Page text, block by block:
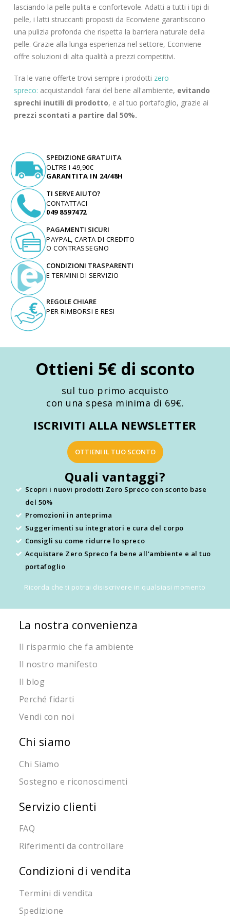
lasciando la pelle pulita e confortevole. Adatti a tutti i tipi di
pelle, i latti struccanti proposti da Econviene garantiscono
una pulizia profonda che rispetta la barriera naturale della
pelle. Grazie alla lunga esperienza nel settore, Econviene
offre soluzioni di alta qualità a prezzi competitivi.
Tra le varie offerte trovi sempre i prodotti zero
spreco: acquistandoli farai del bene all'ambiente, evitando
sprechi inutili di prodotto, e al tuo portafoglio, grazie ai
prezzi scontati a partire dal 50%.
SPEDIZIONE GRATUITA
OLTRE I 49,90€
GARANTITA IN 24/48H
TI SERVE AIUTO?
CONTATTACI
049 8597472
PAGAMENTI SICURI
PAYPAL, CARTA DI CREDITO
O CONTRASSEGNO
CONDIZIONI TRASPARENTI
E TERMINI DI SERVIZIO
REGOLE CHIARE
PER RIMBORSI E RESI
Ottieni 5€ di sconto
sul tuo primo acquisto
con una spesa minima di 69€.
ISCRIVITI ALLA NEWSLETTER
OTTIENI IL TUO SCONTO
Quali vantaggi?
Scopri i nuovi prodotti Zero Spreco con sconto base
del 50%
Promozioni in anteprima
Suggerimenti su integratori e cura del corpo
Consigli su come ridurre lo spreco
Acquistare Zero Spreco fa bene all'ambiente e al tuo
portafoglio
Ricorda che ti potrai disiscrivere in qualsiasi momento
La nostra convenienza
Il risparmio che fa ambiente
Il nostro manifesto
Il blog
Perché fidarti
Vendi con noi
Chi siamo
Chi Siamo
Sostegno e riconoscimenti
Servizio clienti
FAQ
Riferimenti da controllare
Condizioni di vendita
Termini di vendita
Spedizione